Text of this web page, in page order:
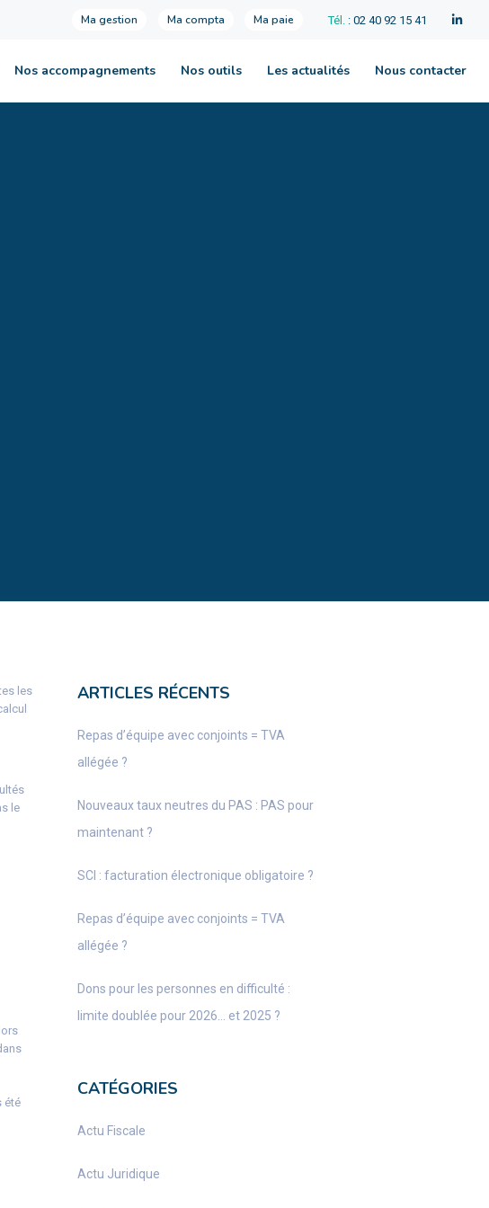
Ma gestion Ma compta Ma paie Tél. : 02 40 92 15 41
Nos accompagnements Nos outils Les actualités Nous contacter
les
le
été
ARTICLES RÉCENTS
Repas d’équipe avec conjoints = TVA
allégée ?
Nouveaux taux neutres du PAS : PAS pour
maintenant ?
SCI : facturation électronique obligatoire ?
Repas d’équipe avec conjoints = TVA
allégée ?
Dons pour les personnes en difficulté :
limite doublée pour 2026… et 2025 ?
CATÉGORIES
Actu Fiscale
Actu Juridique